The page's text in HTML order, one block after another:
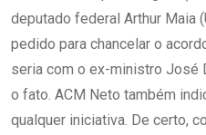
deputado federal Arthur Maia
pedido para chancelar o
seria com o ex-ministro José
o fato. ACM Neto também
qualquer iniciativa. De certo,